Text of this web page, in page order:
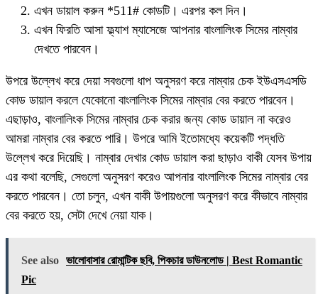
এখন ডায়াল করুন *511# কোডটি। এরপর কল দিন।
এখন ফিরতি আসা ফ্ল্যাশ ম্যাসেজে আপনার বাংলালিংক সিমের নাম্বার
দেখতে পারবেন।
উপরে উল্লেখ করে দেয়া সবগুলো ধাপ অনুসরণ করে নাম্বার চেক ইউএসএসডি
কোড ডায়াল করলে যেকোনো বাংলালিংক সিমের নাম্বার বের করতে পারবেন।
এছাড়াও, বাংলালিংক সিমের নাম্বার চেক করার জন্য কোড ডায়াল না করেও
আমরা নাম্বার বের করতে পারি। উপরে আমি ইতোমধ্যে কয়েকটি পদ্ধতি
উল্লেখ করে দিয়েছি। নাম্বার দেখার কোড ডায়াল করা ছাড়াও বাকী যেসব উপায়
এর কথা বলেছি, সেগুলো অনুসরণ করেও আপনার বাংলালিংক সিমের নাম্বার বের
করতে পারবেন। তো চলুন, এখন বাকী উপায়গুলো অনুসরণ করে কীভাবে নাম্বার
বের করতে হয়, সেটা দেখে নেয়া যাক।
See also ভালোবাসার রোমান্টিক ছবি, পিকচার ডাউনলোড | Best Romantic
Pic